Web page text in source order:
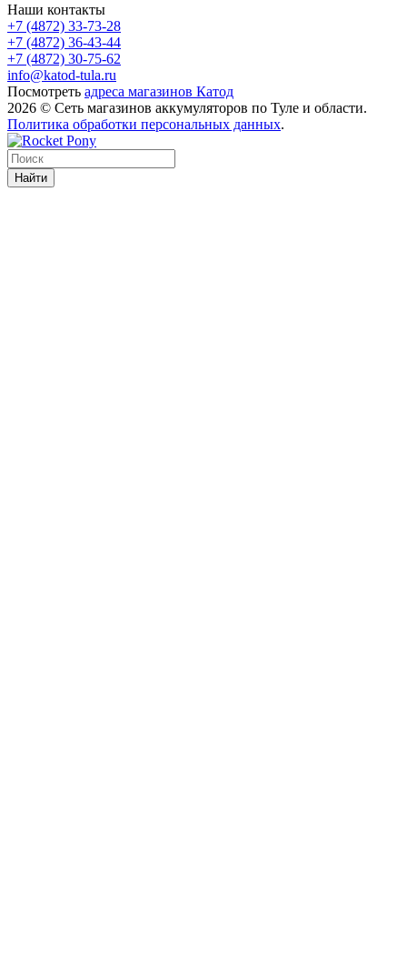
Наши контакты
+7 (4872) 33-73-28
+7 (4872) 36-43-44
+7 (4872) 30-75-62
info@katod-tula.ru
Посмотреть адреса магазинов Катод
2026 © Сеть магазинов аккумуляторов по Туле и области.
Политика обработки персональных данных.
Найти